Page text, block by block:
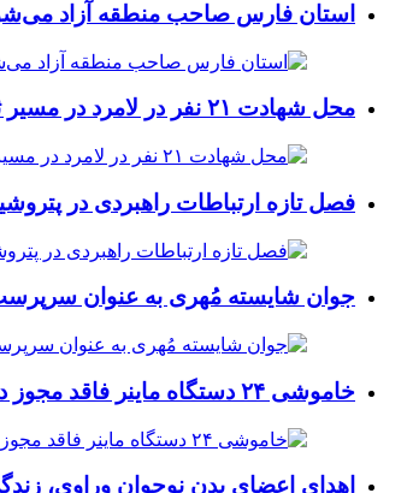
استان فارس صاحب منطقه آزاد
محل شهادت ۲۱ نفر در لامرد در مسیر ثبت ملی قرار گرفت
فصل تازه ارتباطات راهبردی در
جوان شایسته مُهری به عنوان
خاموشی ۲۴ دستگاه ماینر فاقد مجوز در لامرد
اهدای اعضای بدن نوجوان وراوی،